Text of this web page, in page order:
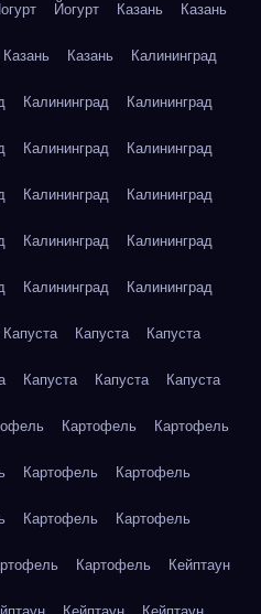
Йогурт Казань Казань
Казань Казань Калининград
Калининград Калининград
Калининград Калининград
Калининград Калининград
Калининград Калининград
Калининград Калининград
Капуста Капуста Капуста
Капуста Капуста Капуста
Картофель Картофель
Картофель Картофель
Картофель Картофель
Картофель Кейптаун